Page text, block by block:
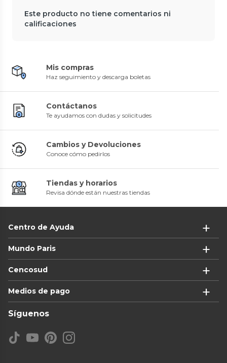
Este producto no tiene comentarios ni
calificaciones
Mis compras
Haz seguimiento y descarga boletas
Contáctanos
Te ayudamos con dudas y solicitudes
Cambios y Devoluciones
Conoce cómo pedirlos
Tiendas y horarios
Revisa dónde están nuestras tiendas
Centro de Ayuda
Mundo Paris
Cencosud
Medios de pago
Síguenos